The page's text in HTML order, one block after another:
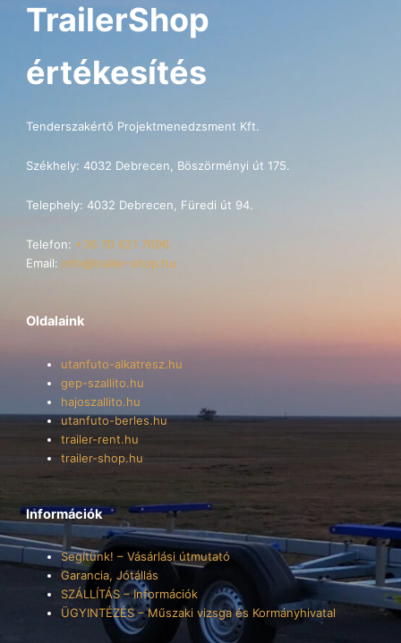
TrailerShop
értékesítés
Tenderszakértő Projektmenedzsment Kft.
Székhely: 4032 Debrecen, Böszörményi út 175.
Telephely: 4032 Debrecen, Füredi út 94.
Telefon: +36 70 621 7696
Email: info@trailer-shop.hu
Oldalaink
utanfuto-alkatresz.hu
gep-szallito.hu
hajoszallito.hu
utanfuto-berles.hu
trailer-rent.hu
trailer-shop.hu
Információk
Segítünk! – Vásárlási útmutató
Garancia, Jótállás
SZÁLLÍTÁS – Információk
ÜGYINTÉZÉS – Műszaki vizsga és Kormányhivatal